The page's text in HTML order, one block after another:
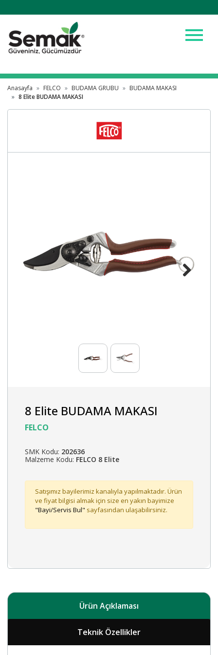
menu
Anasayfa FELCO BUDAMA GRUBU
BUDAMA MAKASI
8 Elite BUDAMA MAKASI
8 Elite BUDAMA MAKASI
FELCO
SMK Kodu: 202636
Malzeme Kodu: FELCO 8 Elite
Satışımız bayilerimiz kanalıyla yapılmaktadır. Ürün
ve fiyat bilgisi almak için size en yakın bayimize
"Bayi/Servis Bul" sayfasından ulaşabilirsiniz.
Ürün Açıklaması
Teknik Özellikler